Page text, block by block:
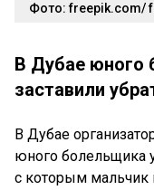
Фото: freepik.com/
В Дубае юного
заставили
В Дубае
юного болельщика
с которым